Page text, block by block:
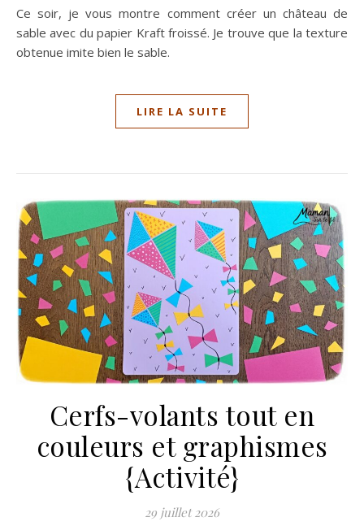
Ce soir, je vous montre comment créer un château de
sable avec du papier Kraft froissé. Je trouve que la texture
obtenue imite bien le sable.
LIRE LA SUITE
Cerfs-volants tout en
couleurs et graphismes
{Activité}
29 juillet 2026